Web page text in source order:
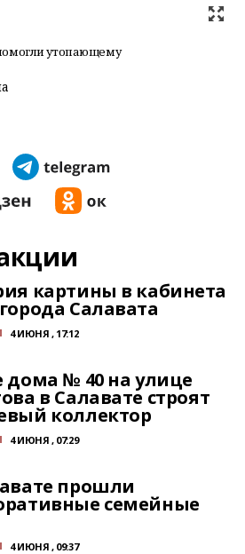
утопающему
картины в кабинета
Салавата
4 ИЮНЯ , 17:12
дома № 40 на улице
в Салавате строят
коллектор
4 ИЮНЯ , 07:29
прошли
семейные
4 ИЮНЯ , 09:37